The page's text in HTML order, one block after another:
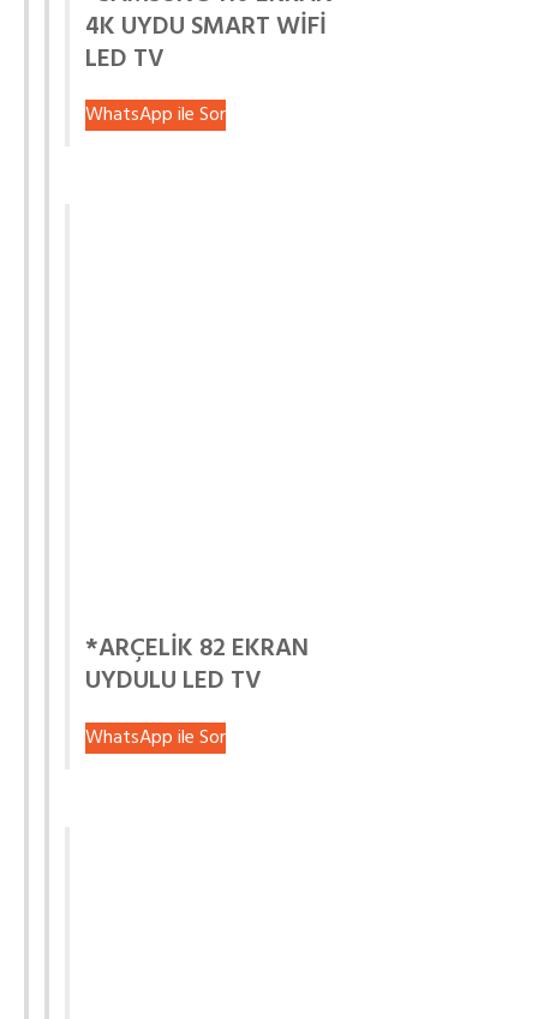
4K UYDU SMART WİFİ
LED TV
WhatsApp ile Sor
*ARÇELİK 82 EKRAN
UYDULU LED TV
WhatsApp ile Sor